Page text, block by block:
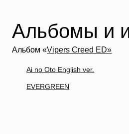
Альбомы и
Альбом «Vipers Creed ED»
Ai no Oto English ver.
EVERGREEN